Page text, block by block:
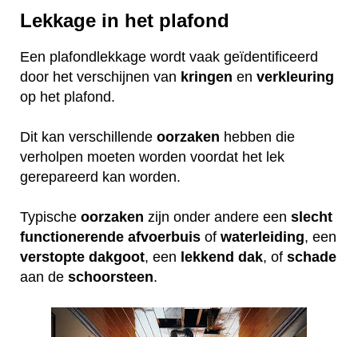
Lekkage in het plafond
Een plafondlekkage wordt vaak geïdentificeerd
door het verschijnen van kringen en verkleuring
op het plafond.
Dit kan verschillende oorzaken hebben die
verholpen moeten worden voordat het lek
gerepareerd kan worden.
Typische oorzaken zijn onder andere een slecht
functionerende afvoerbuis of waterleiding, een
verstopte dakgoot, een lekkend dak, of schade
aan de schoorsteen.